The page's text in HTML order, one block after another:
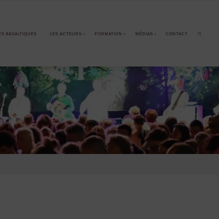
BASALTIQUES LES ACTEURS FORMATION MÉDIAS CONTACT
SEARCH